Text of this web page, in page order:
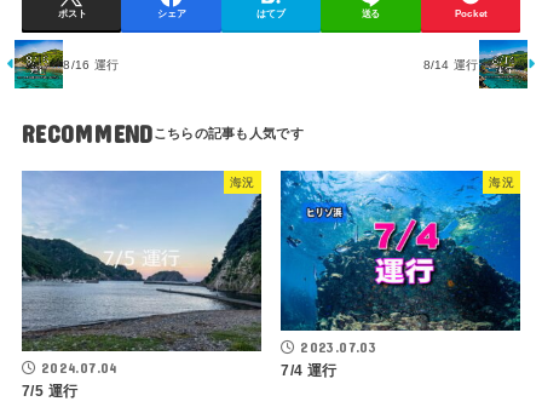
ポスト シェア はてブ 送る Pocket
8/16 運行 8/14 運行
RECOMMEND
海況
2024.07.04
7/5 運行
海況
2023.07.03
7/4 運行